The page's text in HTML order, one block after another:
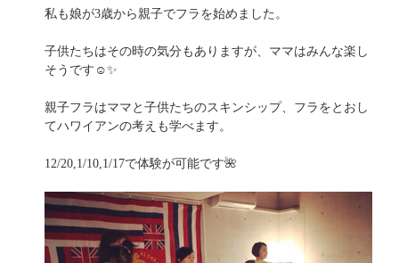
私も娘が3歳から親子でフラを始めました。
子供たちはその時の気分もありますが、ママはみんな楽し
そうです☺️✨
親子フラはママと子供たちのスキンシップ、フラをとおし
てハワイアンの考えも学べます。
12/20,1/10,1/17で体験が可能です🌺